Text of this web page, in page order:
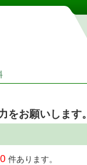
をお願いします。
0 件あります。